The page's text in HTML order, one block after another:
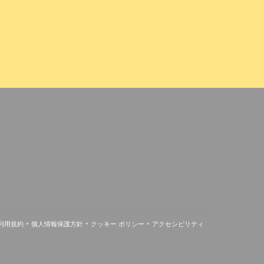
いウィンドウで開きます))
用規約((新しいウィンドウで開きます))
個人情報保護方針((新しいウィンドウで開きます))
クッキー ポリシー((新しいウィンドウで開きます))
アクセシビリティ((新しいウィンドウで開きま